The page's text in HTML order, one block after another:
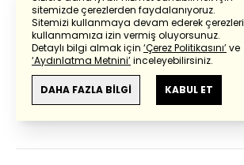
biz gideriz! Çok da planlı organize
değilizdir ha! Atatürk'e Samsun'a
çıkma...
DEVAMINI GÖRÜNTÜLE
sitemizde çerezlerden faydalanıyoruz.
Sitemizi kullanmaya devam ederek çerezleri
kullanmamıza izin vermiş oluyorsunuz.
Detaylı bilgi almak için ‘Çerez Politikasını’ve
‘Aydınlatma Metnini’inceleyebilirsiniz.
DAHA FAZLA BİLGİ KABUL ET